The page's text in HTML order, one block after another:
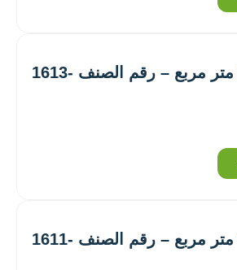
ورق جدران 16 متر مربع – رقم الصنف ‎1613-
ورق جدران 16 متر مربع – رقم الصنف ‎1611-